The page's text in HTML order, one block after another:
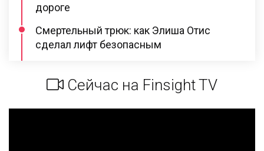
дороге
Смертельный трюк: как Элиша Отис
сделал лифт безопасным
Сейчас на Finsight TV